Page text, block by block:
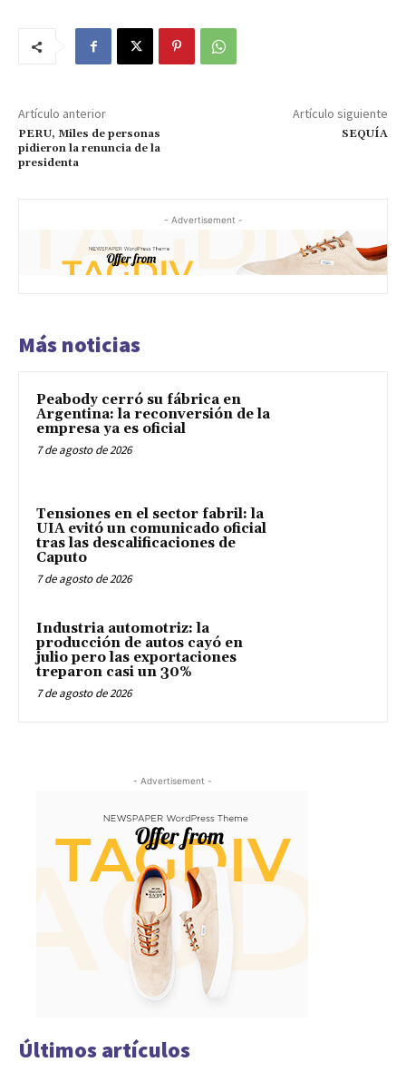
Artículo anterior
PERU, Miles de personas
pidieron la renuncia de la
presidenta
Artículo siguiente
SEQUÍA
- Advertisement -
Más noticias
Peabody cerró su fábrica en
Argentina: la reconversión de la
empresa ya es oficial
7 de agosto de 2026
Tensiones en el sector fabril: la
UIA evitó un comunicado oficial
tras las descalificaciones de
Caputo
7 de agosto de 2026
Industria automotriz: la
producción de autos cayó en
julio pero las exportaciones
treparon casi un 30%
7 de agosto de 2026
- Advertisement -
Últimos artículos